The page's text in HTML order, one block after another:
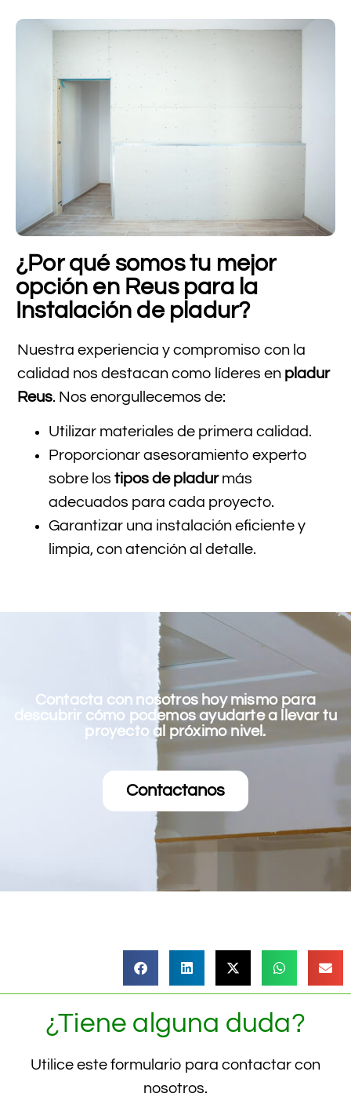
¿Por qué somos tu mejor
opción en Reus para la
Instalación de pladur?
Nuestra experiencia y compromiso con la
calidad nos destacan como líderes en pladur
Reus. Nos enorgullecemos de:
Utilizar materiales de primera calidad.
Proporcionar asesoramiento experto
sobre los tipos de pladurmás
adecuados para cada proyecto.
Garantizar una instalación eficiente y
limpia, con atención al detalle.
Contacta con nosotros hoy mismo para
descubrir cómo podemos ayudarte a llevar tu
proyecto al próximo nivel.
Contactanos
¿Tiene alguna duda?
Utilice este formulario para contactar con
nosotros.